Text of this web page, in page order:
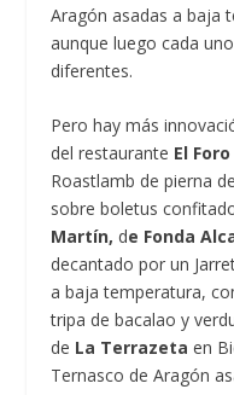
Aragón asadas a baja
aunque luego cada
diferentes.
Pero hay más
del restaurante El Foro
Roastlamb de pierna
sobre boletus
Martín, de Fonda
decantado por un
a baja temperatura,
tripa de bacalao y
de La Terrazeta en
Ternasco de Aragón